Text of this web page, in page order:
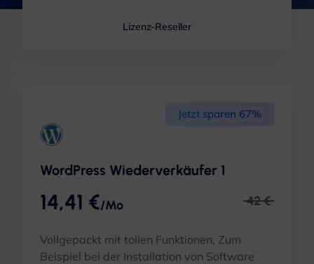
Lizenz-Reseller
Jetzt sparen 67%
WordPress Wiederverkäufer 1
14,41 €/Mo 42 €
Vollgepackt mit tollen Funktionen, Zum
Beispiel bei der Installation von Software